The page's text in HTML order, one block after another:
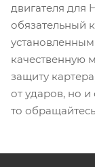
двигателя для
обязательный
качественную
защиту
от ударов, но и
то